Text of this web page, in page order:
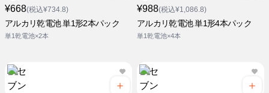
¥668(税込¥734.8)
アルカリ乾電池 単1形2本パック
単1乾電池×2本
¥988(税込¥1,086.8)
アルカリ乾電池 単1形4本パック
単1乾電池×4本